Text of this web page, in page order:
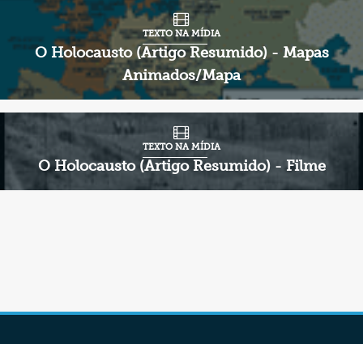
O Holocausto (Artigo Resumido) - Mapas
Animados/Mapa
TEXTO NA MÍDIA
O Holocausto (Artigo Resumido) - Filme
TEXTO NA MÍDIA